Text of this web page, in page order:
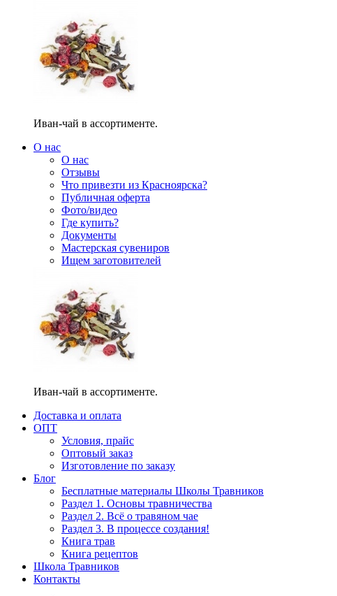
Иван-чай в ассортименте.
О нас
О нас
Отзывы
Что привезти из Красноярска?
Публичная оферта
Фото/видео
Где купить?
Документы
Мастерская сувениров
Ищем заготовителей
Иван-чай в ассортименте.
Доставка и оплата
ОПТ
Условия, прайс
Оптовый заказ
Изготовление по заказу
Блог
Бесплатные материалы Школы Травников
Раздел 1. Основы травничества
Раздел 2. Всё о травяном чае
Раздел 3. В процессе создания!
Книга трав
Книга рецептов
Школа Травников
Контакты